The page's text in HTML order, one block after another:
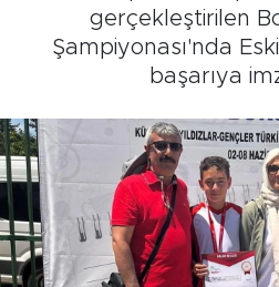
gerçekleştirilen
Şampiyonası'nda
başarıya